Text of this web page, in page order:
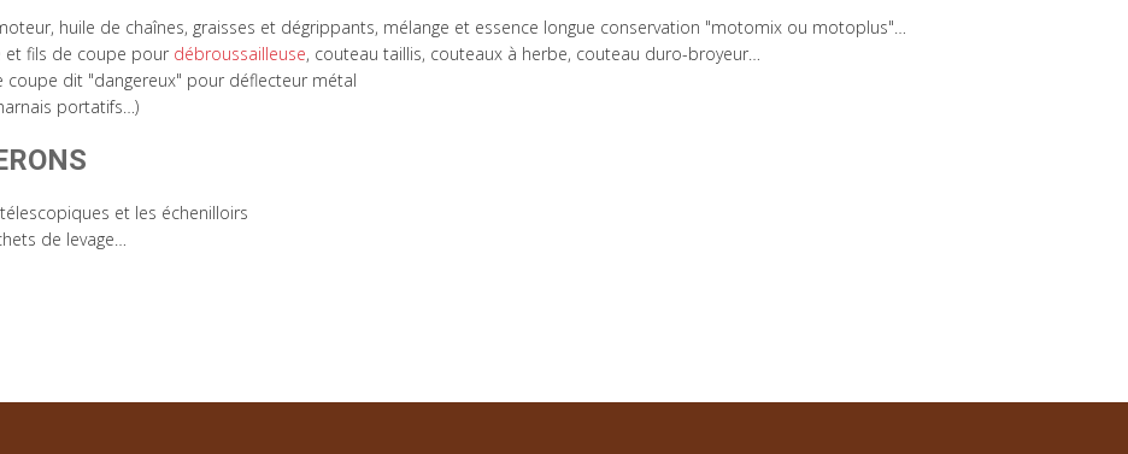
huile de chaînes, graisses et dégrippants, mélange et essence longue conservation "motomix ou motoplus"…
et fils de coupe pour débroussailleuse, couteau taillis, couteaux à herbe, couteau duro-broyeur…
dit "dangereux" pour déflecteur métal
portatifs…)
et les échenilloirs
de levage…